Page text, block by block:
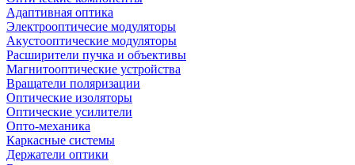
Адаптивная оптика
Электрооптичесие модуляторы
Акустооптические модуляторы
Расширители пучка и объективы
Магнитооптические устройства
Вращатели поляризации
Оптические изоляторы
Оптические усилители
Опто-механика
Каркасные системы
Держатели оптики